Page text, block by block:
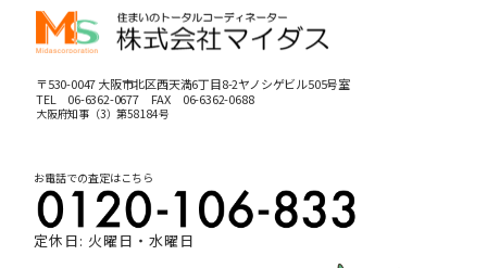
〒530-0047 大阪市北区西天満6丁目8-2ヤノシゲビル505号室
TEL 06-6362-0677FAX 06-6362-0688
大阪府知事（3）第58184号
お電話での査定はこちら
定休日: 火曜日・水曜日